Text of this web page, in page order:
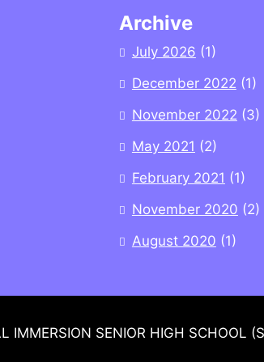
Archive
July 2026 (1)
December 2022 (1)
November 2022 (3)
May 2021 (2)
February 2021 (1)
November 2020 (2)
August 2020 (1)
IMMERSION SENIOR HIGH SCHOOL